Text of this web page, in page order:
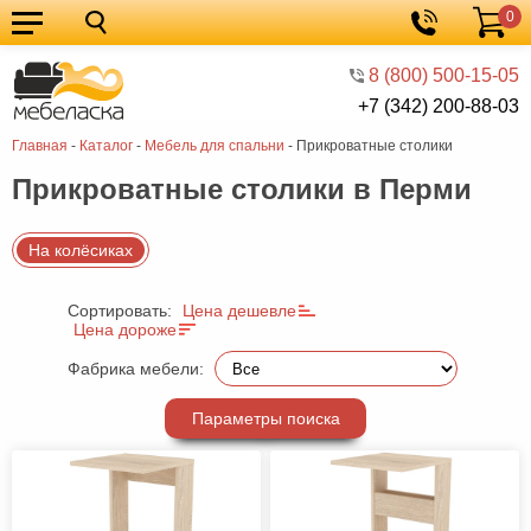
8 (800) 500-15-05
+7 (342) 200-88-03
Корзина
0
Главная - Каталог - Мебель для спальни - Прикроватные столики
Кухонные
гарнитуры
Мебель
для
кухни
Мебель
для
спальни
Кровати
Шкафы
Диваны
мебель
Детская
мебель
Мебель
Прикроватные столики в Перми
На колёсиках
Сортировать:
Цена дешевле
Цена дороже
Фабрика мебели:
Параметры поиска